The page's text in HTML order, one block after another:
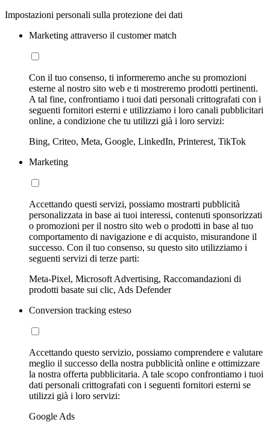
Impostazioni personali sulla protezione dei dati
Marketing attraverso il customer match
Con il tuo consenso, ti informeremo anche su promozioni
esterne al nostro sito web e ti mostreremo prodotti pertinenti.
A tal fine, confrontiamo i tuoi dati personali crittografati con i
seguenti fornitori esterni e utilizziamo i loro canali pubblicitari
online, a condizione che tu utilizzi già i loro servizi:
Bing, Criteo, Meta, Google, LinkedIn, Printerest, TikTok
Marketing
Accettando questi servizi, possiamo mostrarti pubblicità
personalizzata in base ai tuoi interessi, contenuti sponsorizzati
o promozioni per il nostro sito web o prodotti in base al tuo
comportamento di navigazione e di acquisto, misurandone il
successo. Con il tuo consenso, su questo sito utilizziamo i
seguenti servizi di terze parti:
Meta-Pixel, Microsoft Advertising, Raccomandazioni di
prodotti basate sui clic, Ads Defender
Conversion tracking esteso
Accettando questo servizio, possiamo comprendere e valutare
meglio il successo della nostra pubblicità online e ottimizzare
la nostra offerta pubblicitaria. A tale scopo confrontiamo i tuoi
dati personali crittografati con i seguenti fornitori esterni se
utilizzi già i loro servizi:
Google Ads